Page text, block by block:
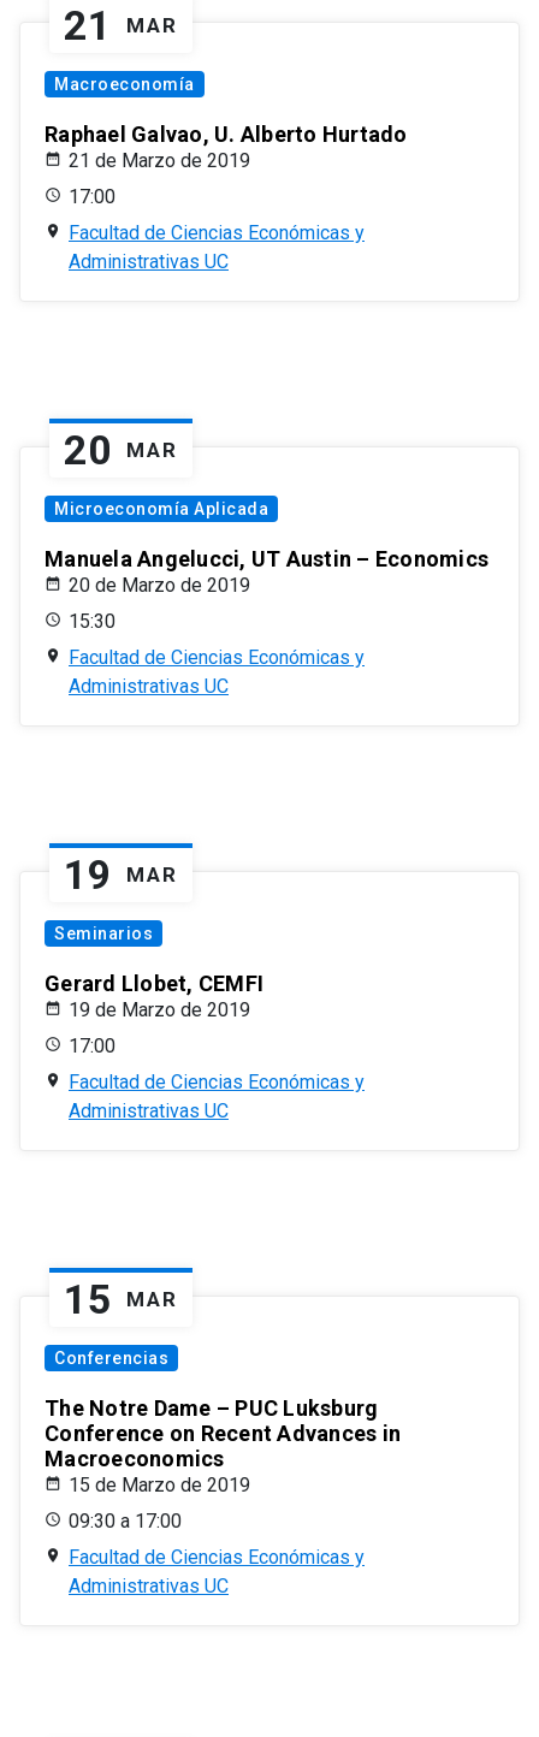
21 MAR
Macroeconomía
Raphael Galvao, U. Alberto Hurtado
21 de Marzo de 2019
17:00
Facultad de Ciencias Económicas y
Administrativas UC
20 MAR
Microeconomía Aplicada
Manuela Angelucci, UT Austin – Economics
20 de Marzo de 2019
15:30
Facultad de Ciencias Económicas y
Administrativas UC
19 MAR
Seminarios
Gerard Llobet, CEMFI
19 de Marzo de 2019
17:00
Facultad de Ciencias Económicas y
Administrativas UC
15 MAR
Conferencias
The Notre Dame – PUC Luksburg
Conference on Recent Advances in
Macroeconomics
15 de Marzo de 2019
09:30 a 17:00
Facultad de Ciencias Económicas y
Administrativas UC